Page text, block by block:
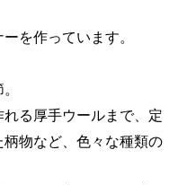
を作っています。
る厚手ウールまで、定
物など、色々な種類の